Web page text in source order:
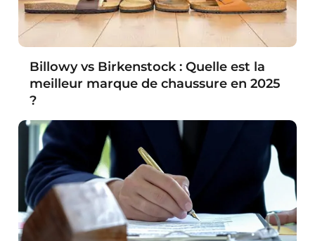
Billowy vs Birkenstock : Quelle est la
meilleur marque de chaussure en 2025
?